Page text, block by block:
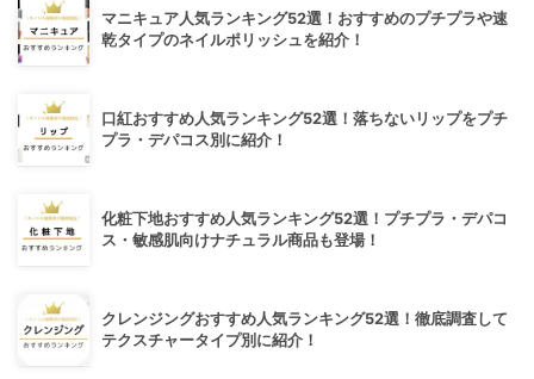
マニキュア人気ランキング52選！おすすめのプチプラや速
乾タイプのネイルポリッシュを紹介！
口紅おすすめ人気ランキング52選！落ちないリップをプチ
プラ・デパコス別に紹介！
化粧下地おすすめ人気ランキング52選！プチプラ・デパコ
ス・敏感肌向けナチュラル商品も登場！
クレンジングおすすめ人気ランキング52選！徹底調査して
テクスチャータイプ別に紹介！